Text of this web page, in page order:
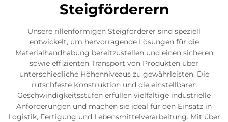
Steigförderern
Unsere rillenförmigen Steigförderer sind speziell
entwickelt, um hervorragende Lösungen für die
Materialhandhabung bereitzustellen und einen sicheren
sowie effizienten Transport von Produkten über
unterschiedliche Höhenniveaus zu gewährleisten. Die
rutschfeste Konstruktion und die einstellbaren
Geschwindigkeitsstufen erfüllen vielfältige industrielle
Anforderungen und machen sie ideal für den Einsatz in
Logistik, Fertigung und Lebensmittelverarbeitung. Mit über